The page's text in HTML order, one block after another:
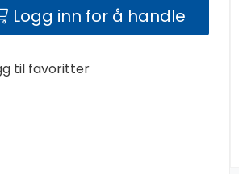
Logg inn for å handle
til favoritter